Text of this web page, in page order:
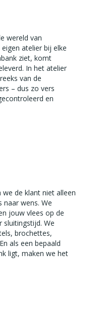
wereld van
atelier bij elke
ziet, komt
In het atelier
van de
– dus zo vers
en
de klant niet alleen
naar wens. We
jouw vlees op de
sluitingstijd. We
brochettes,
als een bepaald
ligt, maken we het